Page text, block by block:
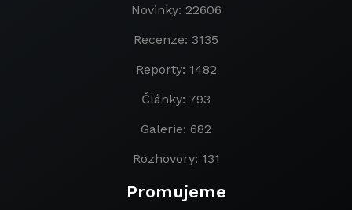
Novinky: 22606
Recenze: 3135
Reporty: 1482
Články: 793
Galerie: 682
Rozhovory: 131
Promujeme